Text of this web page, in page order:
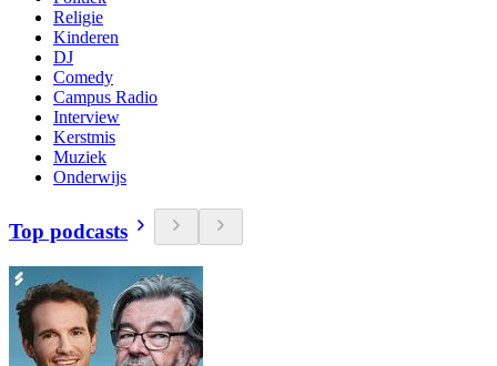
Religie
Kinderen
DJ
Comedy
Campus Radio
Interview
Kerstmis
Muziek
Onderwijs
Top podcasts